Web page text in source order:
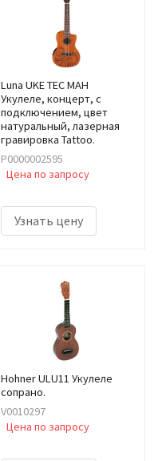
Luna UKE TEC MAH
Укулеле, концерт, с
подключением, цвет
натуральный, лазерная
гравировка Tattoo.
Р0000002595
Цена по запросу
Узнать цену
Hohner ULU11 Укулеле
сопрано.
V0010297
Цена по запросу